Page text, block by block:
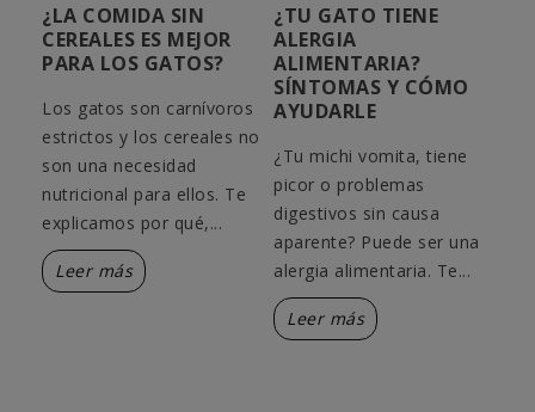
¿LA COMIDA SIN
CEREALES ES MEJOR
PARA LOS GATOS?
Los gatos son carnívoros
estrictos y los cereales no
son una necesidad
nutricional para ellos. Te
explicamos por qué,...
Leer más
¿TU GATO TIENE
ALERGIA
ALIMENTARIA?
SÍNTOMAS Y CÓMO
AYUDARLE
¿Tu michi vomita, tiene
picor o problemas
digestivos sin causa
aparente? Puede ser una
alergia alimentaria. Te...
Leer más